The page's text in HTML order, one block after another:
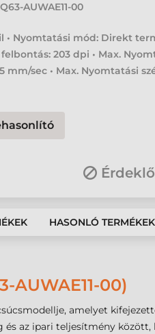
AUWAE11-00
• Nyomtatási mód: Direkt
203 dpi • Max.
mm/sec • Max. Nyomtatási
HASONLÓ TERMÉKEK
AUWAE11-00)
amelyet
és az ipari teljesítmény